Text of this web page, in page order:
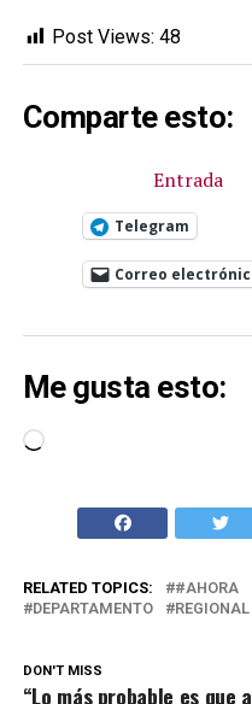
Post Views: 48
Comparte esto:
Entrada
Telegram
Correo
Me gusta esto:
Cargando...
RELATED TOPICS: #AHORA
DEPARTAMENTO
REGIONAL
DON'T MISS
“Lo más probable es que